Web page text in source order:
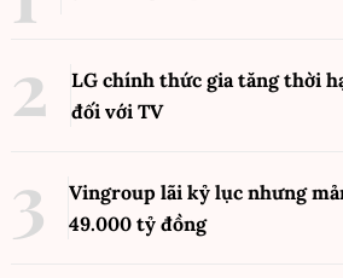
LG chính thức gia tăng thời
đối với TV
Vingroup lãi kỷ lục nhưng
49.000 tỷ đồng